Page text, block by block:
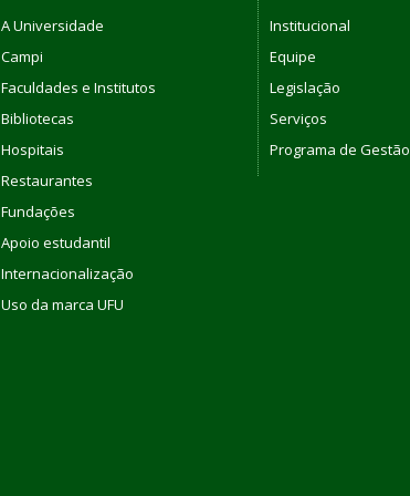
A Universidade
Campi
Faculdades e Institutos
Bibliotecas
Hospitais
Restaurantes
Fundações
Apoio estudantil
Internacionalização
Uso da marca UFU
Institucional
Equipe
Legislação
Serviços
Programa de Gestão